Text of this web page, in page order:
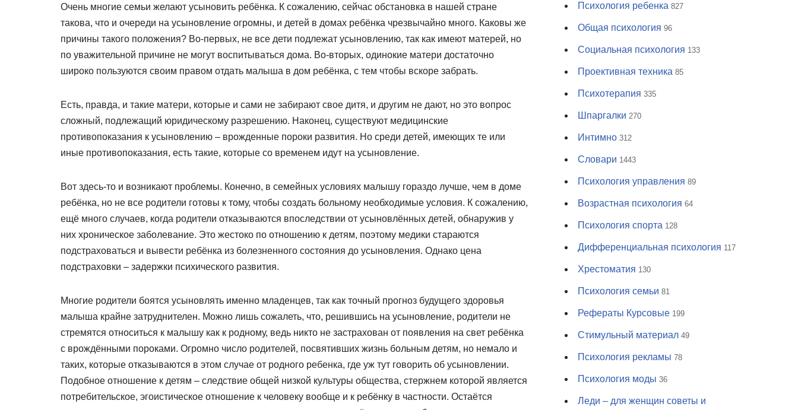
Очень многие семьи желают усыновить ребёнка. К сожалению, сейчас обстановка в нашей стране
такова, что и очереди на усыновление огромны, и детей в домах ребёнка чрезвычайно много. Каковы же
причины такого положения? Во-первых, не все дети подлежат усыновлению, так как имеют матерей, но
по уважительной причине не могут воспитываться дома. Во-вторых, одинокие матери достаточно
широко пользуются своим правом отдать малыша в дом ребёнка, с тем чтобы вскоре забрать.
Есть, правда, и такие матери, которые и сами не забирают свое дитя, и другим не дают, но это вопрос
сложный, подлежащий юридическому разрешению. Наконец, существуют медицинские
противопоказания к усыновлению – врожденные пороки развития. Но среди детей, имеющих те или
иные противопоказания, есть такие, которые со временем идут на усыновление.
Вот здесь-то и возникают проблемы. Конечно, в семейных условиях малышу гораздо лучше, чем в доме
ребёнка, но не все родители готовы к тому, чтобы создать больному необходимые условия. К сожалению,
ещё много случаев, когда родители отказываются впоследствии от усыновлённых детей, обнаружив у
них хроническое заболевание. Это жестоко по отношению к детям, поэтому медики стараются
подстраховаться и вывести ребёнка из болезненного состояния до усыновления. Однако цена
подстраховки – задержки психического развития.
Многие родители боятся усыновлять именно младенцев, так как точный прогноз будущего здоровья
малыша крайне затруднителен. Можно лишь сожалеть, что, решившись на усыновление, родители не
стремятся относиться к малышу как к родному, ведь никто не застрахован от появления на свет ребёнка
с врождёнными пороками. Огромно число родителей, посвятивших жизнь больным детям, но немало и
таких, которые отказываются в этом случае от родного ребенка, где уж тут говорить об усыновлении.
Подобное отношение к детям – следствие общей низкой культуры общества, стержнем которой является
потребительское, эгоистическое отношение к человеку вообще и к ребёнку в частности. Остаётся
Психология ребенка 827
Общая психология 96
Социальная психология 133
Проективная техника 85
Психотерапия 335
Шпаргалки 270
Интимно 312
Словари 1443
Психология управления 89
Возрастная психология 64
Психология спорта 128
Дифференциальная психология 117
Хрестоматия 130
Психология семьи 81
Рефераты Курсовые 199
Стимульный материал 49
Психология рекламы 78
Психология моды 36
Леди – для женщин советы и